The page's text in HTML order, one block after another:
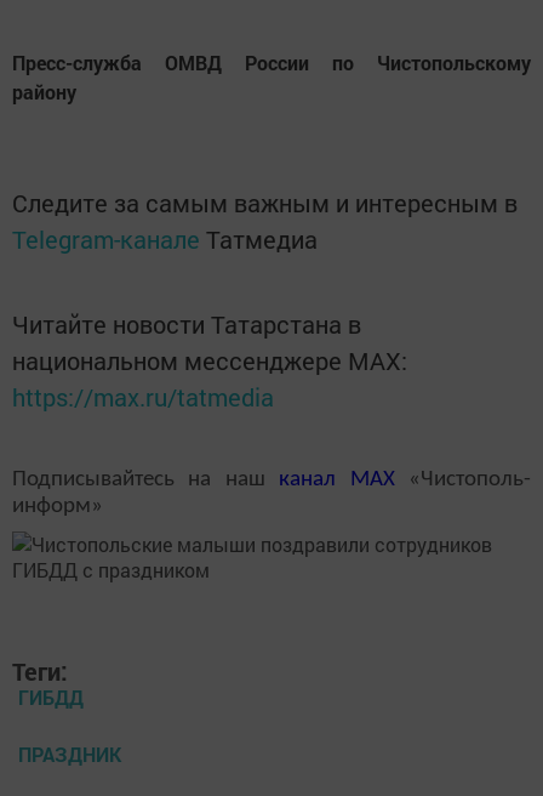
Пресс-служба ОМВД России по Чистопольскому
району
Следите за самым важным и интересным в
Telegram-канале Татмедиа
Читайте новости Татарстана в
национальном мессенджере MАХ:
https://max.ru/tatmedia
Подписывайтесь на наш канал MAX«Чистополь-
информ»
Теги:
ГИБДД
ПРАЗДНИК